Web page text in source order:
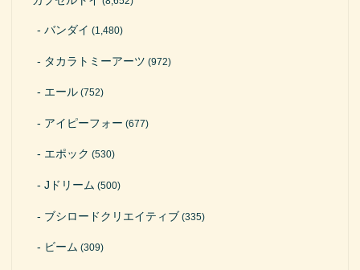
バンダイ (1,480)
タカラトミーアーツ (972)
エール(752)
アイピーフォー (677)
エポック (530)
Jドリーム (500)
ブシロードクリエイティブ (335)
ビーム (309)